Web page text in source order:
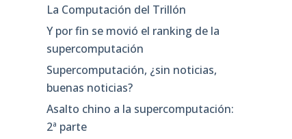
La Computación del Trillón
Y por fin se movió el ranking de la
supercomputación
Supercomputación, ¿sin noticias,
buenas noticias?
Asalto chino a la supercomputación:
2ª parte